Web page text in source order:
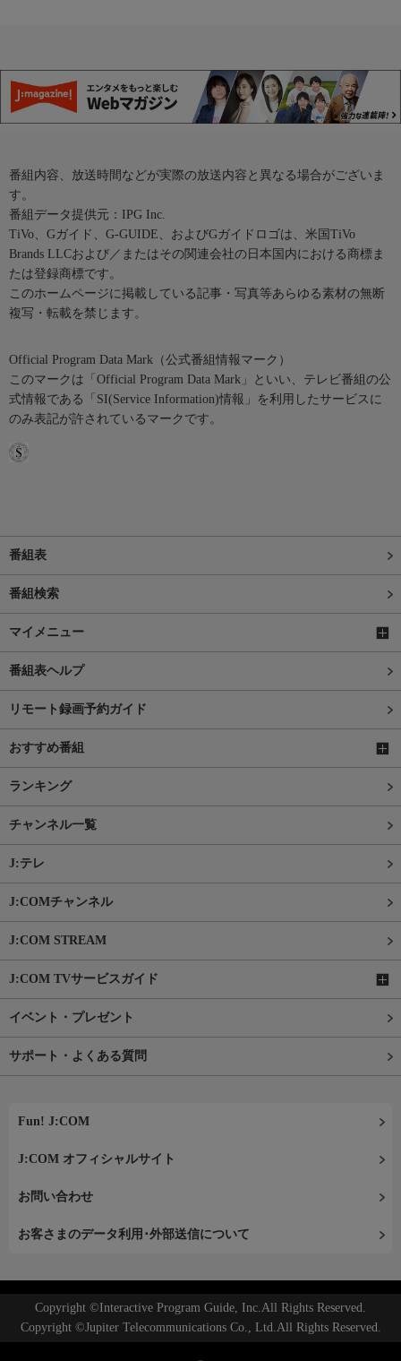
番組内容、放送時間などが実際の放送内容と異なる場合がございま
す。
番組データ提供元：IPG Inc.
TiVo、Gガイド、G-GUIDE、およびGガイドロゴは、米国TiVo
Brands LLCおよび／またはその関連会社の日本国内における商標ま
たは登録商標です。
このホームページに掲載している記事・写真等あらゆる素材の無断
複写・転載を禁じます。
Official Program Data Mark（公式番組情報マーク）
このマークは「Official Program Data Mark」といい、テレビ番組の公
式情報である「SI(Service Information)情報」を利用したサービスに
のみ表記が許されているマークです。
番組表
番組検索
マイメニュー
番組表ヘルプ
リモート録画予約ガイド
おすすめ番組
ランキング
チャンネル一覧
J:テレ
J:COMチャンネル
J:COM STREAM
J:COM TVサービスガイド
イベント・プレゼント
サポート・よくある質問
Fun! J:COM
J:COM オフィシャルサイト
お問い合わせ
お客さまのデータ利用･外部送信について
Copyright ©Interactive Program Guide, Inc.All Rights Reserved.
Copyright ©Jupiter Telecommunications Co., Ltd.All Rights Reserved.